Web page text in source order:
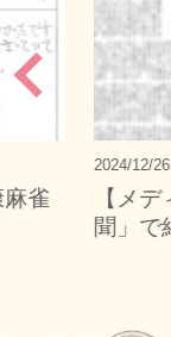
雀
2024/12/26
【メ
聞」で